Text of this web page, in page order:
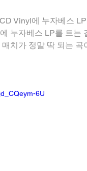
Vinyl에 누자베스
누자베스 LP를 트는
치가 정말 딱 되는 곡
6U